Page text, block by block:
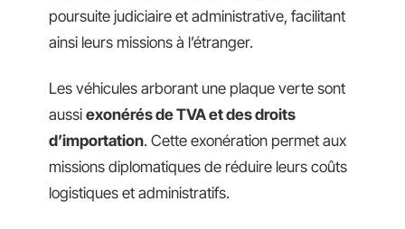
poursuite judiciaire et administrative, facilitant
ainsi leurs missions à l’étranger.
Les véhicules arborant une plaque verte sont
aussi exonérés de TVA et des droits
d’importation. Cette exonération permet aux
missions diplomatiques de réduire leurs coûts
logistiques et administratifs.